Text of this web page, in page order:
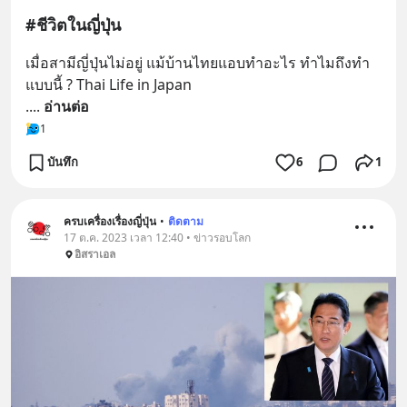
#ชีวิตในญี่ปุ่น
เมื่อสามีญี่ปุ่นไม่อยู่ แม้บ้านไทยแอบทำอะไร ทำไมถึงทำ
แบบนี้ ? Thai Life in Japan
.... อ่านต่อ
1
บันทึก 6 1
ครบเครื่องเรื่องญี่ปุ่น • ติดตาม
17 ต.ค. 2023 เวลา 12:40 • ข่าวรอบโลก
อิสราเอล